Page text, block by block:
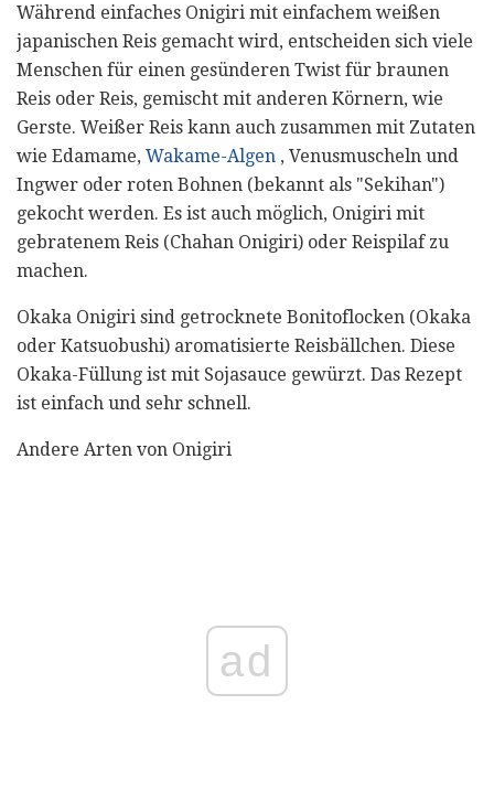
Während einfaches Onigiri mit einfachem weißen
japanischen Reis gemacht wird, entscheiden sich viele
Menschen für einen gesünderen Twist für braunen
Reis oder Reis, gemischt mit anderen Körnern, wie
Gerste. Weißer Reis kann auch zusammen mit Zutaten
wie Edamame, Wakame-Algen , Venusmuscheln und
Ingwer oder roten Bohnen (bekannt als "Sekihan")
gekocht werden. Es ist auch möglich, Onigiri mit
gebratenem Reis (Chahan Onigiri) oder Reispilaf zu
machen.
Okaka Onigiri sind getrocknete Bonitoflocken (Okaka
oder Katsuobushi) aromatisierte Reisbällchen. Diese
Okaka-Füllung ist mit Sojasauce gewürzt. Das Rezept
ist einfach und sehr schnell.
Andere Arten von Onigiri
ad